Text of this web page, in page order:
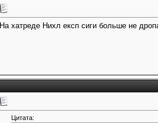
На хатреде Нихл експ сиги больше не
Цитата: